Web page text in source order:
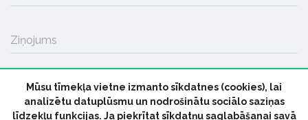
Ziņojums
SŪTĪT
Mūsu tīmekļa vietne izmanto sīkdatnes (cookies), lai
analizētu datuplūsmu un nodrošinātu sociālo saziņas
līdzekļu funkcijas. Ja piekrītat sīkdatņu saglabāšanai savā